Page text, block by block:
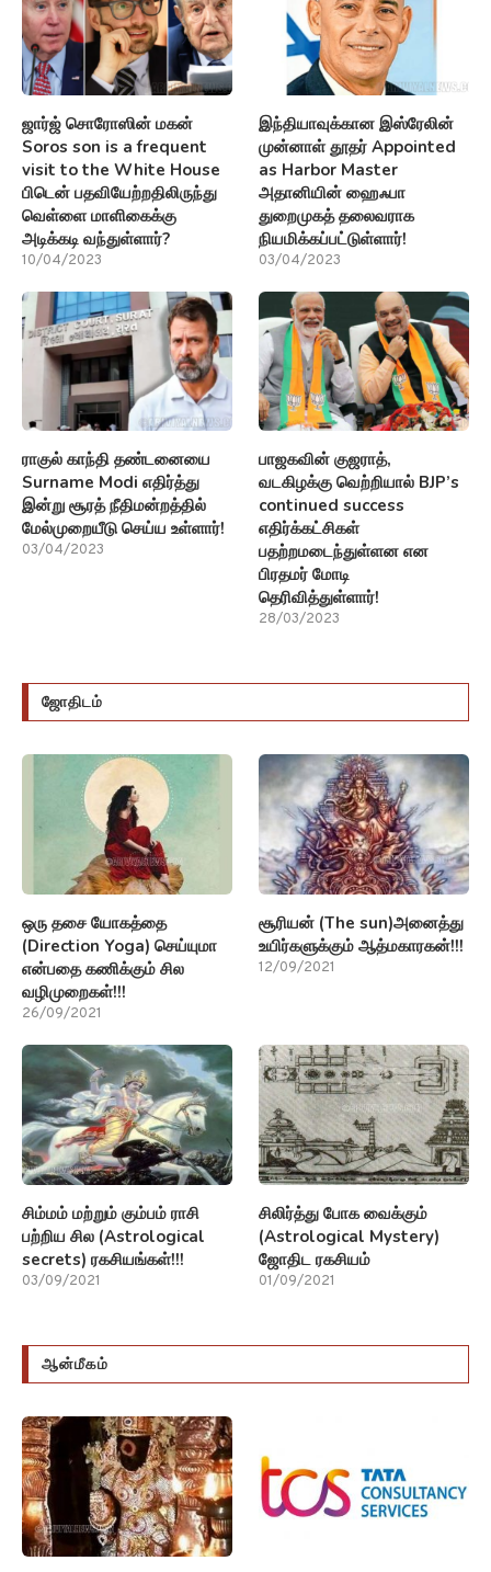
ஜார்ஜ் சொரோஸின் மகன்
Soros son is a frequent
visit to the White House
பிடென் பதவியேற்றதிலிருந்து
வெள்ளை மாளிகைக்கு
அடிக்கடி வந்துள்ளார்?
10/04/2023
இந்தியாவுக்கான இஸ்ரேலின்
முன்னாள் தூதர் Appointed
as Harbor Master
அதானியின் ஹைஃபா
துறைமுகத் தலைவராக
நியமிக்கப்பட்டுள்ளார்!
03/04/2023
ராகுல் காந்தி தண்டனையை
Surname Modi எதிர்த்து
இன்று சூரத் நீதிமன்றத்தில்
மேல்முறையீடு செய்ய உள்ளார்!
03/04/2023
பாஜகவின் குஜராத்,
வடகிழக்கு வெற்றியால் BJP’s
continued success
எதிர்க்கட்சிகள்
பதற்றமடைந்துள்ளன என
பிரதமர் மோடி
தெரிவித்துள்ளார்!
28/03/2023
ஜோதிடம்
ஒரு தசை யோகத்தை
(Direction Yoga) செய்யுமா
என்பதை கணிக்கும் சில
வழிமுறைகள்!!!
26/09/2021
சூரியன் (The sun)அனைத்து
உயிர்களுக்கும் ஆத்மகாரகன்!!!
12/09/2021
சிம்மம் மற்றும் கும்பம் ராசி
பற்றிய சில (Astrological
secrets) ரகசியங்கள்!!!
03/09/2021
சிலிர்த்து போக வைக்கும்
(Astrological Mystery)
ஜோதிட ரகசியம்
01/09/2021
ஆன்மீகம்